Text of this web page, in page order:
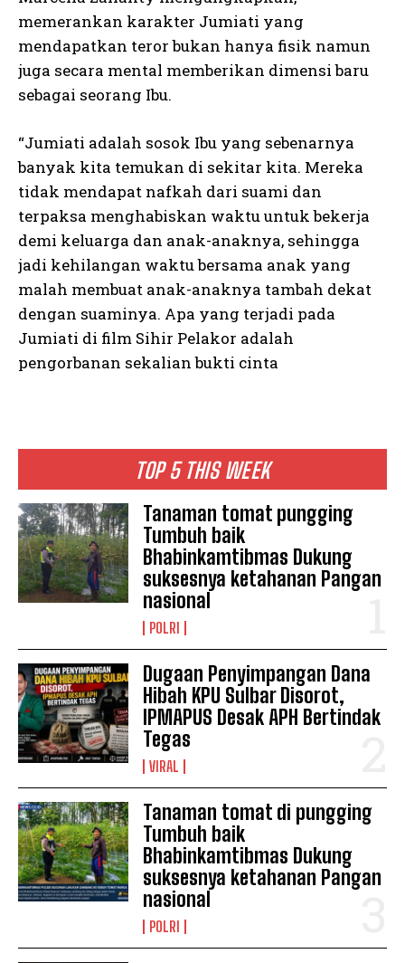
TOP 5 THIS WEEK
Tanaman tomat pungging
Tumbuh baik
Bhabinkamtibmas Dukung
suksesnya ketahanan Pangan
nasional
POLRI
Dugaan Penyimpangan Dana
Hibah KPU Sulbar Disorot,
IPMAPUS Desak APH Bertindak
Tegas
VIRAL
Tanaman tomat di pungging
Tumbuh baik
Bhabinkamtibmas Dukung
suksesnya ketahanan Pangan
nasional
POLRI
memerankan karakter Jumiati yang
mendapatkan teror bukan hanya fisik namun
juga secara mental memberikan dimensi baru
sebagai seorang Ibu.
“Jumiati adalah sosok Ibu yang sebenarnya
banyak kita temukan di sekitar kita. Mereka
tidak mendapat nafkah dari suami dan
terpaksa menghabiskan waktu untuk bekerja
demi keluarga dan anak-anaknya, sehingga
jadi kehilangan waktu bersama anak yang
malah membuat anak-anaknya tambah dekat
dengan suaminya. Apa yang terjadi pada
Jumiati di film Sihir Pelakor adalah
pengorbanan sekalian bukti cinta